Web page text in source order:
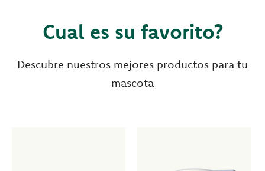
Cual es su favorito?
Descubre nuestros mejores productos para tu
mascota